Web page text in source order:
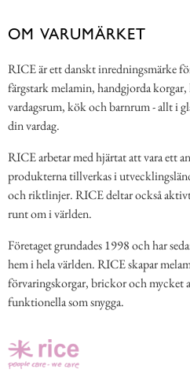
OM VARUMÄRKET
RICE är ett danskt inredningsmärke
färgstark melamin, handgjorda
vardagsrum, kök och barnrum - allt i
din vardag.
RICE arbetar med hjärtat att vara ett
produkterna tillverkas i
och riktlinjer. RICE deltar också
runt om i världen.
Företaget grundades 1998 och har
hem i hela världen. RICE skapar
förvaringskorgar, brickor och mycket
funktionella som snygga.